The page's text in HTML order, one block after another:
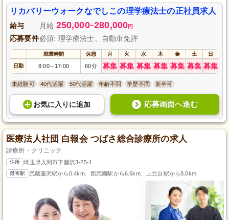
リカバリーウォークなでしこの理学療法士の正社員求人
給与 月給 250,000~280,000円
応募要件必須: 理学療法士、自動車免許
就業時間 休憩 月 火 水 木 金 土 日
日勤 8:00～ 17:00 60分 募集 募集 募集 募集 募集 募集 募集
未経験可 40代活躍 50代活躍 年齢不問 学歴不問 新卒可
お気に入り に追加 応募画面へ進む
医療法人社団 白報会 つばさ総合診療所の求人
診療所・クリニック
住所 埼玉県入間市下藤沢3-25-1
最寄駅 武蔵藤沢駅から0.4km、西武園駅から6.6km、上北台駅から8.0km